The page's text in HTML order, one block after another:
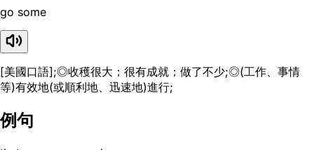
go some
[美國口語];◎收穫很大；很有成就；做了不少;◎(工作、事情
等)有效地(或順利地、迅速地)進行;
例句